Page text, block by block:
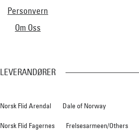
Personvern
Om Oss
LEVERANDØRER
Norsk Flid Arendal Dale of Norway
Norsk Flid Fagernes Frelsesarmeen/Others